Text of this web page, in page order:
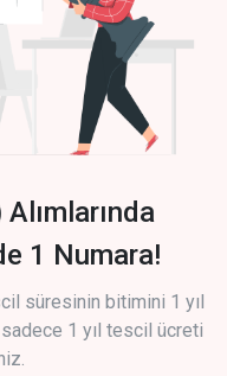
1 Numara!
süresinin bitimini 1 yıl
sadece 1 yıl tescil ücreti